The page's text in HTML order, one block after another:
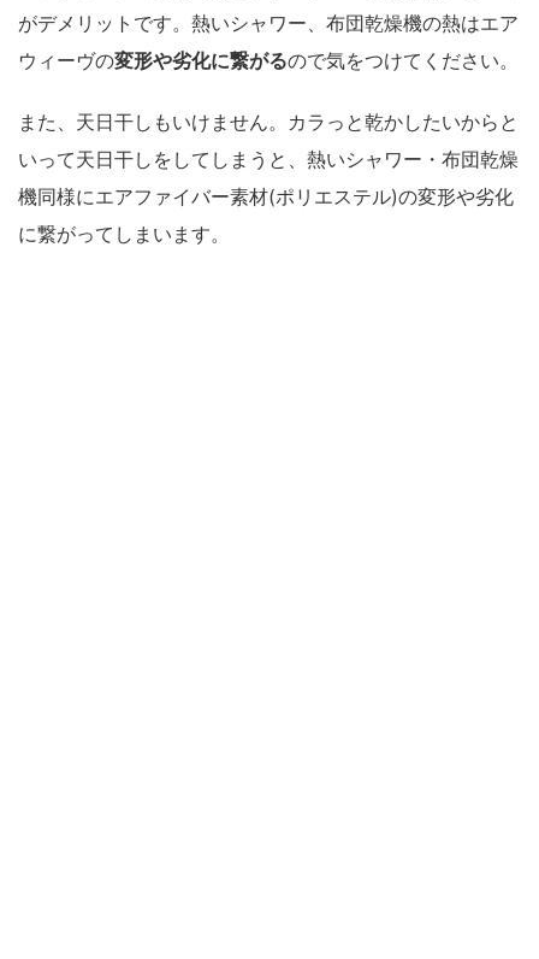
がデメリットです。熱いシャワー、布団乾燥機の熱はエア
ウィーヴの変形や劣化に繋がるので気をつけてください。
また、天日干しもいけません。カラっと乾かしたいからと
いって天日干しをしてしまうと、熱いシャワー・布団乾燥
機同様にエアファイバー素材(ポリエステル)の変形や劣化
に繋がってしまいます。